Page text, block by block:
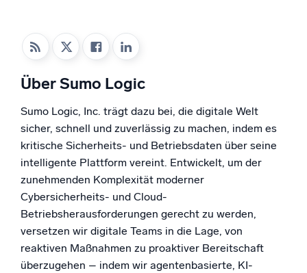
Intelligente Sicherheitsoperationen
SIEM
reagieren
Protokolle für Sicherheit
Cloud-Sicherheit durch umfassende Protokolleinsicht
freischalten
Intelligente Cloud-Abläufe
Protokollanalyse
Erkennen und beheben mit umfassender Transparenz
Über Sumo Logic
Sumo Logic, Inc. trägt dazu bei, die digitale Welt
sicher, schnell und zuverlässig zu machen, indem es
kritische Sicherheits- und Betriebsdaten über seine
intelligente Plattform vereint. Entwickelt, um der
zunehmenden Komplexität moderner
Cybersicherheits- und Cloud-
Betriebsherausforderungen gerecht zu werden,
versetzen wir digitale Teams in die Lage, von
reaktiven Maßnahmen zu proaktiver Bereitschaft
überzugehen – indem wir agentenbasierte, KI-